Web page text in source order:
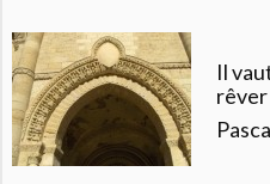
Il
rêver